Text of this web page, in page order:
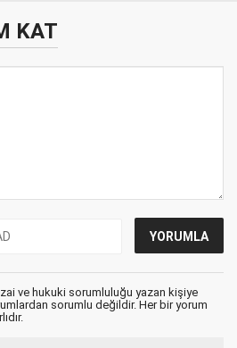
KAT
ve hukuki sorumluluğu yazan kişiye
sorumlu değildir. Her bir yorum